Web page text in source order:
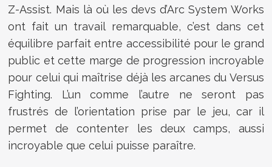
Z-Assist. Mais là où les devs d’Arc System Works
ont fait un travail remarquable, c’est dans cet
équilibre parfait entre accessibilité pour le grand
public et cette marge de progression incroyable
pour celui qui maîtrise déjà les arcanes du Versus
Fighting. L’un comme l’autre ne seront pas
frustrés de l’orientation prise par le jeu, car il
permet de contenter les deux camps, aussi
incroyable que celui puisse paraître.